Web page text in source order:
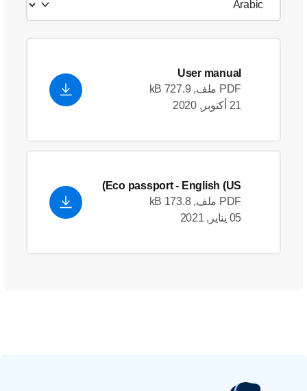
User manual
PDF ملف, 727.9 kB
21 أكتوبر, 2020
Eco passport - English (US)
PDF ملف, 173.8 kB
05 يناير, 2021